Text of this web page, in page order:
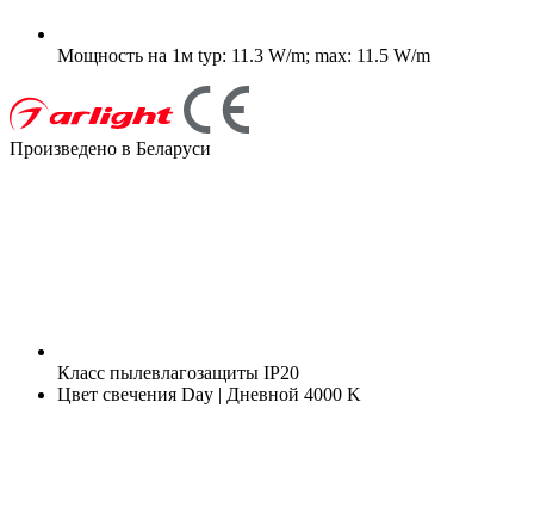
Мощность на 1м typ: 11.3 W/m; max: 11.5 W/m
Произведено в Беларуси
Класс пылевлагозащиты IP20
Цвет свечения Day | Дневной 4000 K